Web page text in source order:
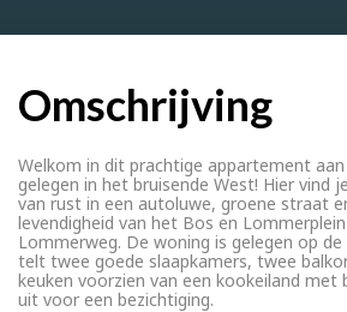
Omschrijving
Welkom in dit prachtige appartement
gelegen in het bruisende West! Hier vind
van rust in een autoluwe, groene straat
levendigheid van het Bos en
Lommerweg. De woning is gelegen op
telt twee goede slaapkamers, twee
keuken voorzien van een kookeiland met
uit voor een bezichtiging.